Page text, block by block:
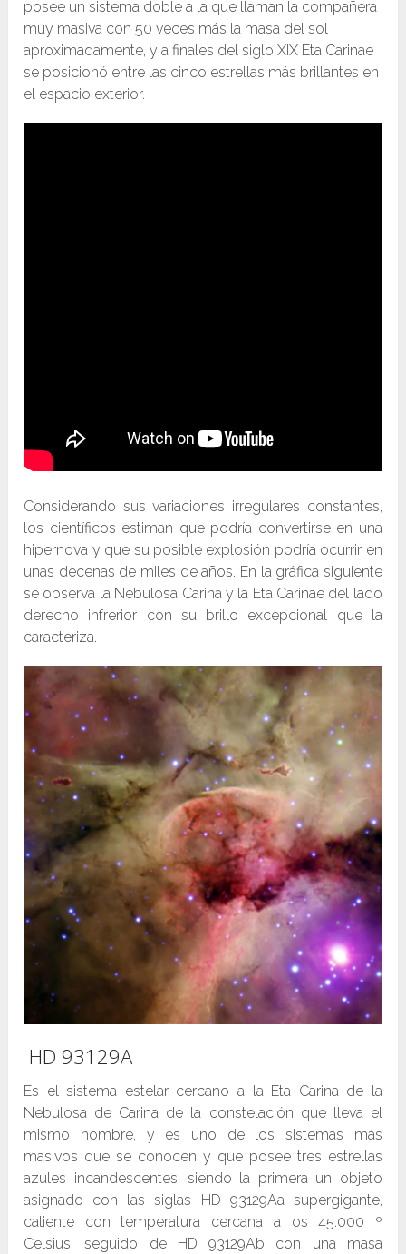
posee un sistema doble a la que llaman la compañera
muy masiva con 50 veces más la masa del sol
aproximadamente, y a finales del siglo XIX Eta Carinae
se posicionó entre las cinco estrellas más brillantes en
el espacio exterior.
Considerando sus variaciones irregulares constantes,
los científicos estiman que podría convertirse en una
hipernova y que su posible explosión podría ocurrir en
unas decenas de miles de años. En la gráfica siguiente
se observa la Nebulosa Carina y la Eta Carinae del lado
derecho infrerior con su brillo excepcional que la
caracteriza.
HD 93129A
Es el sistema estelar cercano a la Eta Carina de la
Nebulosa de Carina de la constelación que lleva el
mismo nombre, y es uno de los sistemas más
masivos que se conocen y que posee tres estrellas
azules incandescentes, siendo la primera un objeto
asignado con las siglas HD 93129Aa supergigante,
caliente con temperatura cercana a os 45.000 º
Celsius, seguido de HD 93129Ab con una masa